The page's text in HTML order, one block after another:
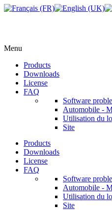
Menu
Products
Downloads
License
FAQ
Software
Automobile -
Utilisation du
Site
Products
Downloads
License
FAQ
Software
Automobile -
Utilisation du
Site